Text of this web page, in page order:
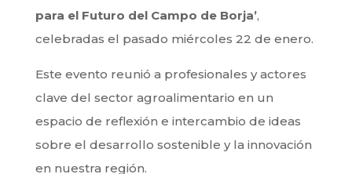
para el Futuro del Campo de Borja’,
celebradas el pasado miércoles 22 de enero.
Este evento reunió a profesionales y actores
clave del sector agroalimentario en un
espacio de reflexión e intercambio de ideas
sobre el desarrollo sostenible y la innovación
en nuestra región.